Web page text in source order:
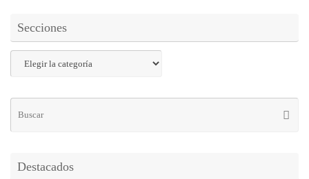
Secciones
Destacados